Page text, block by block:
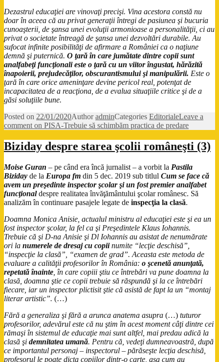
Dezastrul educaţiei are vinovaţi precişi. Vina acestora constă nu
doar în aceea că au privat generaţii întregi de pasiunea şi bucuria
cunoaşterii, de şansa unei evoluţii armonioase a personalităţii, ci au
privat o societate întreagă de şansa unei dezvoltări durabile. Au
sufocat infinite posibilităţi de afirmare a României ca o naţiune
demnă şi puternică. O ţară în care jumătate dintre copii sunt
analfabeţi funcţionali este o ţară cu un viitor îngustat, hărăzită
înapoierii, prejudecăţilor, obscurantismului şi manipulării. Este o
ţară în care orice ameninţare devine pericol real, potenţat de
incapacitatea de a reacţiona, de a evalua situaţiile critice şi de a
găsi soluţiile bune.
Posted on 22/01/2020AuthoradminCategories EditorialeLeave a
commenton PISA-Trebuie să schimbăm practica de predare
Biziday despre starea şcolii româneşti (3)
Moise Guran – pe când era încă jurnalist – a vorbit la Pastila
Biziday de la Europa fm din 5 dec. 2019 sub titlul Cum se face că
avem un preşedinte inspector şcolar şi un fost premier analfabet
funcţionaldespre realitatea învăţământului şcolar românesc. Să
analizăm în continuare pasajele legate de inspecţia la clasă.
Doamna Monica Anisie, actualul ministru al educaţiei este şi ea un
fost inspector şcolar, la fel ca şi Preşedintele Klaus Iohannis.
Trebuie că şi D-na Anisie şi Dl Iohannis au asistat de nenumărate
ori la numerele de dresaj cu copiinumite “lecţie deschisă”,
“inspecţie la clasă”, “examen de grad”. Aceasta este metoda de
evaluare a calităţii profesorilor în România: o şcenetă anunţată,
repetată înainte , în care copiii ştiu ce întrebări va pune doamna la
clasă, doamna ştie ce copii trebuie să răspundă şi la ce întrebări
fiecare, iar un inspector plictisit ştie că asistă de fapt la un “montaj
literar artistic”. (…)
Fără a generaliza şi fără a arunca anatema asupra (…) tuturor
profesorilor, adevărul este că nu ştim în acest moment câţi dintre cei
rămaşi în sistemul de educaţie mai sunt altfel, mai predau adică la
clasă şi demnitatea umană. Pentru că, vedeţi dumneavoastră, după
ce importantul personaj – inspectorul – părăseşte lecţia deschisă,
profesorul le poate dicta copiilor dintr-o carte, aşa cum au